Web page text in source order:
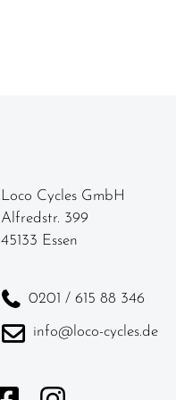
Loco Cycles GmbH
Alfredstr. 399
45133 Essen
0201 / 615 88 346
info@loco-cycles.de